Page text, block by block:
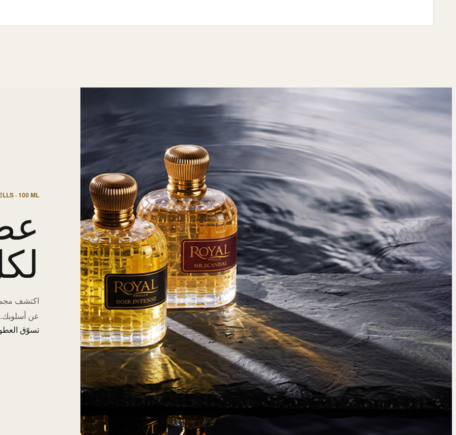
· 100 ML
عن أسلوبك.
تسوّق العطور